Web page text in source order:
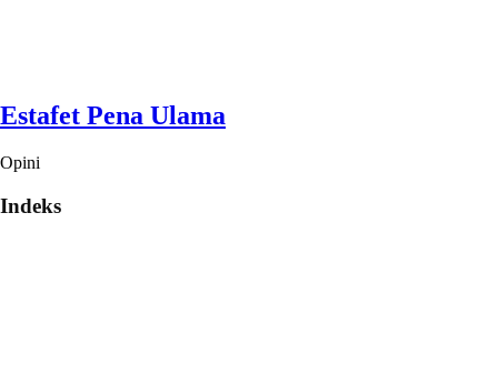
Estafet Pena Ulama
Opini
Indeks